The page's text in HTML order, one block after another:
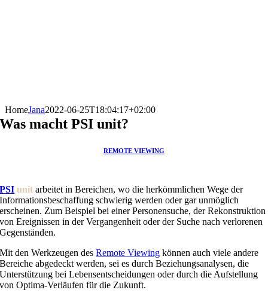
HomeJana2022-06-25T18:04:17+02:00
Was macht PSI unit?
REMOTE VIEWING
PSI unit arbeitet in Bereichen, wo die herkömmlichen Wege der
Informationsbeschaffung schwierig werden oder gar unmöglich
erscheinen. Zum Beispiel bei einer Personensuche, der Rekonstruktion
von Ereignissen in der Vergangenheit oder der Suche nach verlorenen
Gegenständen.
Mit den Werkzeugen desRemote Viewing können auch viele andere
Bereiche abgedeckt werden, sei es durch Beziehungsanalysen, die
Unterstützung bei Lebensentscheidungen oder durch die Aufstellung
von Optima-Verläufen für die Zukunft.